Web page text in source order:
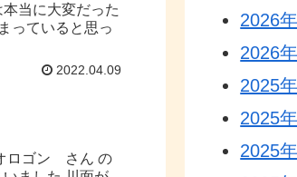
当に大変だった
っていると思っ
2022.04.09
ロゴン さん の
2026
2026
2025
2025
2025